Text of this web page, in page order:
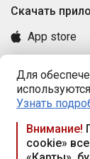
Для
Узнать
Внимание!
cookie»
Cкачать
App store
Книга
Правила и
Praca.by ©
Республика
117а, пом. № 9.